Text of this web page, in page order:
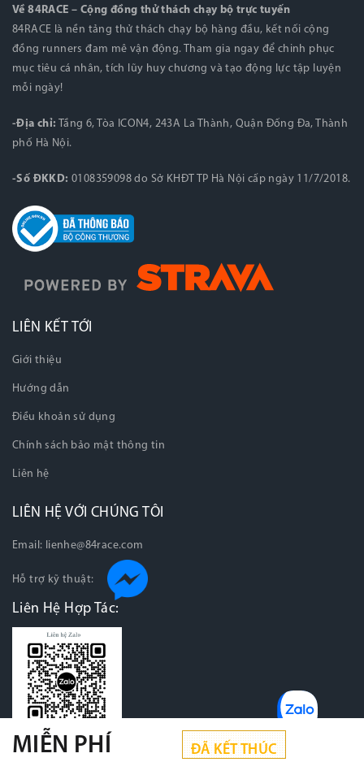
MIỄN PHÍ ĐÃ KẾT THÚC
Về 84RACE – Cộng đồng thử thách chạy bộ trực tuyến
84RACE là nền tảng thử thách chạy bộ hàng đầu, kết nối cộng
đồng runners đam mê vận động. Tham gia ngay để chinh phục
mục tiêu cá nhân, tích lũy huy chương và tạo động lực tập luyện
mỗi ngày!
-Địa chỉ: Tầng 6, Tòa ICON4, 243A La Thành, Quận Đống Đa, Thành
phố Hà Nội.
-Số ĐKKD: 0108359098 do Sở KHĐT TP Hà Nội cấp ngày 11/7/2018.
LIÊN KẾT TỚI
Giới thiệu
Hướng dẫn
Điều khoản sử dụng
Chính sách bảo mật thông tin
Liên hệ
LIÊN HỆ VỚI CHÚNG TÔI
Email: lienhe@84race.com
Hỗ trợ kỹ thuật:
Liên Hệ Hợp Tác: